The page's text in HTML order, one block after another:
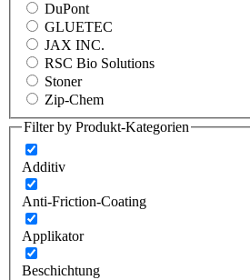
DuPont
GLUETEC
JAX INC.
RSC Bio Solutions
Stoner
Zip-Chem
Filter by Produkt-Kategorien
Additiv
Anti-Friction-Coating
Applikator
Beschichtung